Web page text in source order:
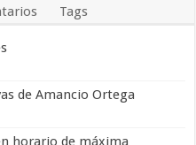
Tags
de Amancio Ortega
horario de máxima